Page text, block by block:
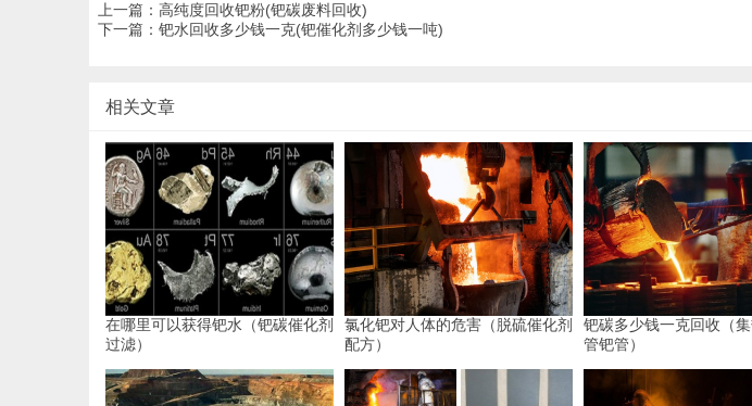
上一篇： 高纯度回收钯粉(钯碳废料回收)
下一篇： 钯水回收多少钱一克(钯催化剂多少钱一吨)
相关文章
在哪里可以获得钯水（钯碳催化剂
过滤）
氯化钯对人体的危害（脱硫催化剂
配方）
钯碳多少钱一克回收（
管钯管）